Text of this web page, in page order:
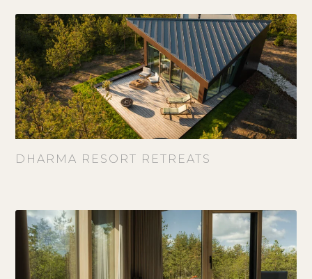
DHARMA RESORT RETREATS